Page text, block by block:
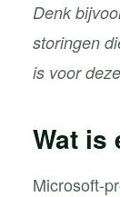
Denk
storingen
is voor
Wat is
Microsoft-